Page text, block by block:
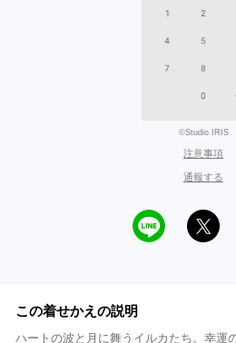
©Studio IRIS
注意事項
通報する
この着せかえの説明
ハートの波と月に舞うイルカたち。幸運